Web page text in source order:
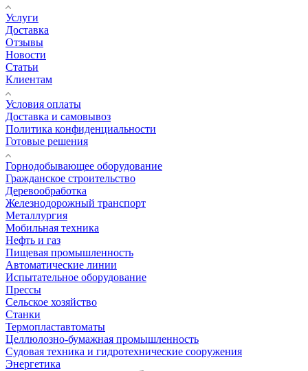
Услуги
Доставка
Отзывы
Новости
Статьи
Клиентам
Условия оплаты
Доставка и самовывоз
Политика конфиденциальности
Готовые решения
Горнодобывающее оборудование
Гражданское строительство
Деревообработка
Железнодорожный транспорт
Металлургия
Мобильная техника
Нефть и газ
Пищевая промышленность
Автоматические линии
Испытательное оборудование
Прессы
Сельское хозяйство
Станки
Термопластавтоматы
Целлюлозно-бумажная промышленность
Судовая техника и гидротехнические сооружения
Энергетика